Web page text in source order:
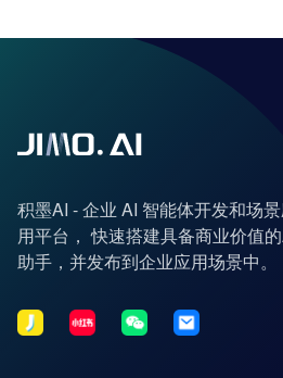
积墨AI - 企业 AI 智能体开发和场
用平台， 快速搭建具备商业价值
助手，并发布到企业应用场景中。